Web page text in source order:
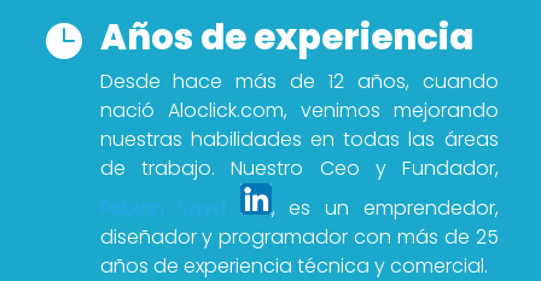
 Años de experiencia
Desde hace más de 12 años, cuando
nació Aloclick.com, venimos mejorando
nuestras habilidades en todas las áreas
de trabajo. Nuestro Ceo y Fundador,
Fabian Sayd
, es un emprendedor,
diseñador y programador con más de 25
años de experiencia técnica y comercial.